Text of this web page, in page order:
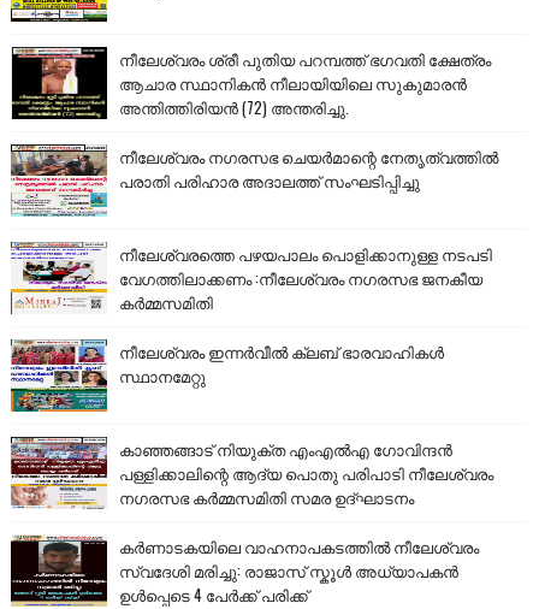
നീലേശ്വരം ശ്രീ പുതിയ പറമ്പത്ത് ഭഗവതി ക്ഷേത്രം
ആചാര സ്ഥാനികൻ നീലായിയിലെ സുകുമാരൻ
അന്തിത്തിരിയൻ (72) അന്തരിച്ചു.
നീലേശ്വരം നഗരസഭ ചെയർമാന്റെ നേതൃത്വത്തിൽ
പരാതി പരിഹാര അദാലത്ത് സംഘടിപ്പിച്ചു
നീലേശ്വരത്തെ പഴയപാലം പൊളിക്കാനുള്ള നടപടി
വേഗത്തിലാക്കണം :നീലേശ്വരം നഗരസഭ ജനകീയ
കർമ്മസമിതി
നീലേശ്വരം ഇന്നർവീൽ ക്ലബ് ഭാരവാഹികൾ
സ്ഥാനമേറ്റു
കാഞ്ഞങ്ങാട് നിയുക്ത എംഎൽഎ ഗോവിന്ദൻ
പള്ളിക്കാലിന്റെ ആദ്യ പൊതു പരിപാടി നീലേശ്വരം
നഗരസഭ കർമ്മസമിതി സമര ഉദ്ഘാടനം
കർണാടകയിലെ വാഹനാപകടത്തിൽ നീലേശ്വരം
സ്വദേശി മരിച്ചു: രാജാസ് സ്കൂൾ അധ്യാപകൻ
ഉൾപ്പെടെ 4 പേർക്ക് പരിക്ക്